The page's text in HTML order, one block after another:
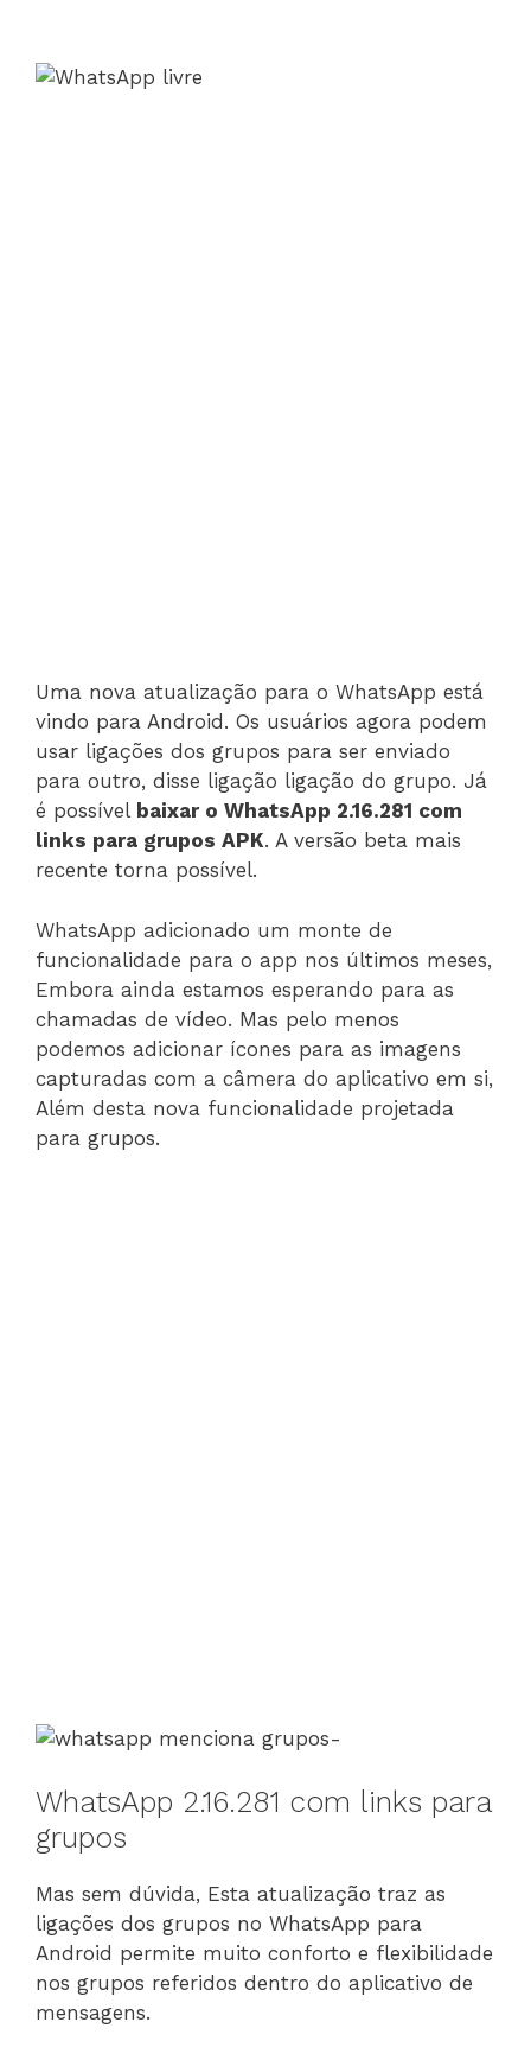
Uma nova atualização para o WhatsApp está
vindo para Android. Os usuários agora podem
usar ligações dos grupos para ser enviado
para outro, disse ligação ligação do grupo. Já
é possível baixar o WhatsApp 2.16.281 com
links para grupos APK. A versão beta mais
recente torna possível.
WhatsApp adicionado um monte de
funcionalidade para o app nos últimos meses,
Embora ainda estamos esperando para as
chamadas de vídeo. Mas pelo menos
podemos adicionar ícones para as imagens
capturadas com a câmera do aplicativo em si,
Além desta nova funcionalidade projetada
para grupos.
WhatsApp 2.16.281 com links para
grupos
Mas sem dúvida, Esta atualização traz as
ligações dos grupos no WhatsApp para
Android permite muito conforto e flexibilidade
nos grupos referidos dentro do aplicativo de
mensagens.